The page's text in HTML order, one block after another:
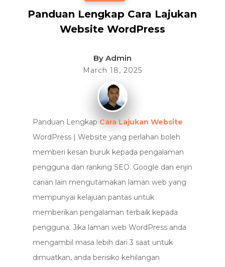
Panduan Lengkap Cara Lajukan
Website WordPress
By Admin
March 18, 2025
Panduan Lengkap Cara Lajukan Website
WordPress | Website yang perlahan boleh
memberi kesan buruk kepada pengalaman
pengguna dan ranking SEO. Google dan enjin
carian lain mengutamakan laman web yang
mempunyai kelajuan pantas untuk
memberikan pengalaman terbaik kepada
pengguna. Jika laman web WordPress anda
mengambil masa lebih dari 3 saat untuk
dimuatkan, anda berisiko kehilangan